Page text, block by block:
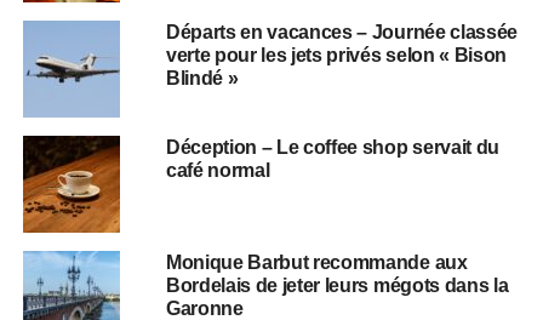
Départs en vacances – Journée classée
verte pour les jets privés selon « Bison
Blindé »
Déception – Le coffee shop servait du
café normal
Monique Barbut recommande aux
Bordelais de jeter leurs mégots dans la
Garonne